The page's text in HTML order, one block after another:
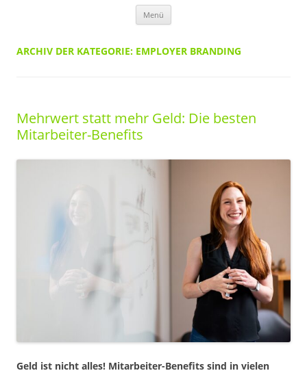
Menü
ARCHIV DER KATEGORIE: EMPLOYER BRANDING
Mehrwert statt mehr Geld: Die besten
Mitarbeiter-Benefits
Geld ist nicht alles! Mitarbeiter-Benefits sind in vielen